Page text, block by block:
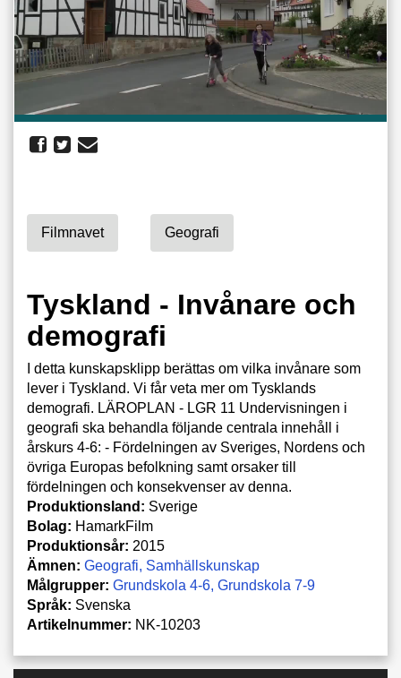
Filmnavet Geografi
Tyskland - Invånare och
demografi
I detta kunskapsklipp berättas om vilka invånare som
lever i Tyskland. Vi får veta mer om Tysklands
demografi. LÄROPLAN - LGR 11 Undervisningen i
geografi ska behandla följande centrala innehåll i
årskurs 4-6: - Fördelningen av Sveriges, Nordens och
övriga Europas befolkning samt orsaker till
fördelningen och konsekvenser av denna.
Produktionsland: Sverige
Bolag: HamarkFilm
Produktionsår: 2015
Ämnen: Geografi Samhällskunskap
Målgrupper: Grundskola 4-6 Grundskola 7-9
Språk: Svenska
Artikelnummer: NK-10203